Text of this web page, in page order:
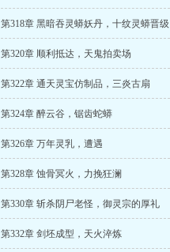
第318章 黑暗吞灵蟒妖丹，十纹灵蟒晋级
第320章 顺利抵达，天鬼拍卖场
第322章 通天灵宝仿制品，三炎古扇
第324章 醉云谷，锯齿蛇蟒
第326章 万年灵乳，遭遇
第328章 蚀骨冥火，力挽狂澜
第330章 斩杀阴尸老怪，御灵宗的厚礼
第332章 剑坯成型，天火淬炼